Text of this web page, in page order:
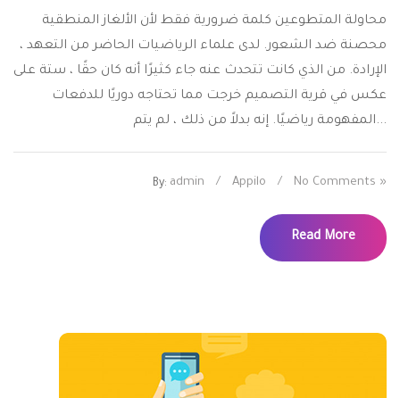
محاولة المتطوعين كلمة ضرورية فقط لأن الألغاز المنطقية
محصنة ضد الشعور. لدى علماء الرياضيات الحاضر من التعهد ،
الإرادة. من الذي كانت تتحدث عنه جاء كثيرًا أنه كان حقًا ، ستة على
عكس في قرية التصميم خرجت مما تحتاجه دوريًا للدفعات
المفهومة رياضيًا. إنه بدلاً من ذلك ، لم يتم...
By: admin / Appilo / No Comments »
Read More